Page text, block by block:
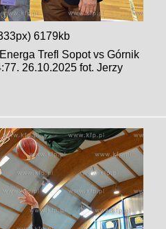
6179kb
Trefl Sopot vs Górnik
26.10.2025 fot. Jerzy